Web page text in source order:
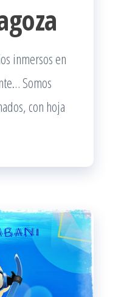
inmersos en
Somos
con hoja